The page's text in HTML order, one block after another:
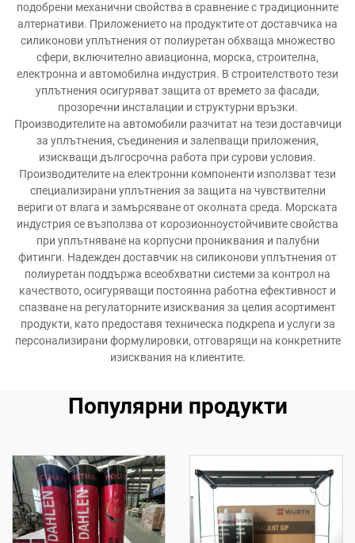
подобрени механични свойства в сравнение с традиционните
алтернативи. Приложението на продуктите от доставчика на
силиконови уплътнения от полиуретан обхваща множество
сфери, включително авиационна, морска, строителна,
електронна и автомобилна индустрия. В строителството тези
уплътнения осигуряват защита от времето за фасади,
прозоречни инсталации и структурни връзки.
Производителите на автомобили разчитат на тези доставчици
за уплътнения, съединения и залепващи приложения,
изискващи дългосрочна работа при сурови условия.
Производителите на електронни компоненти използват тези
специализирани уплътнения за защита на чувствителни
вериги от влага и замърсяване от околната среда. Морската
индустрия се възползва от корозионноустойчивите свойства
при уплътняване на корпусни прониквания и палубни
фитинги. Надежден доставчик на силиконови уплътнения от
полиуретан поддържа всеобхватни системи за контрол на
качеството, осигуряващи постоянна работна ефективност и
спазване на регулаторните изисквания за целия асортимент
продукти, като предоставя техническа подкрепа и услуги за
персонализирани формулировки, отговарящи на конкретните
изисквания на клиентите.
Популярни продукти